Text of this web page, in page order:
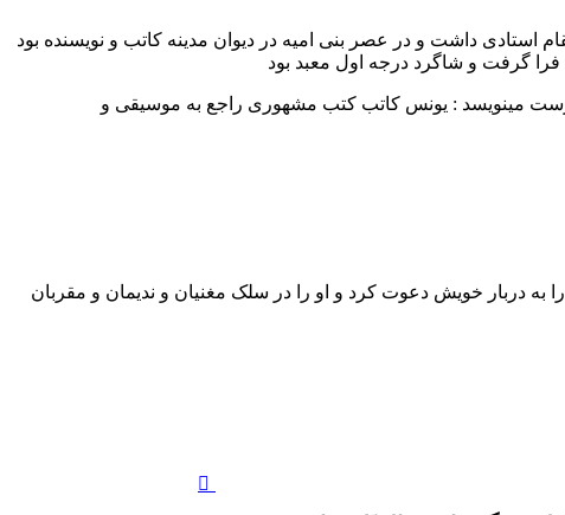
استادی داشت و در عصر بنی امیه در دیوان مدینه کاتب و نویسنده بود
فرا گرفت و شاگرد درجه اول معبد بود
مینویسد : یونس کاتب کتب مشهوری راجع به موسیقی و
به دربار خویش دعوت کرد و او را در سلک مغنیان و ندیمان و مقربان